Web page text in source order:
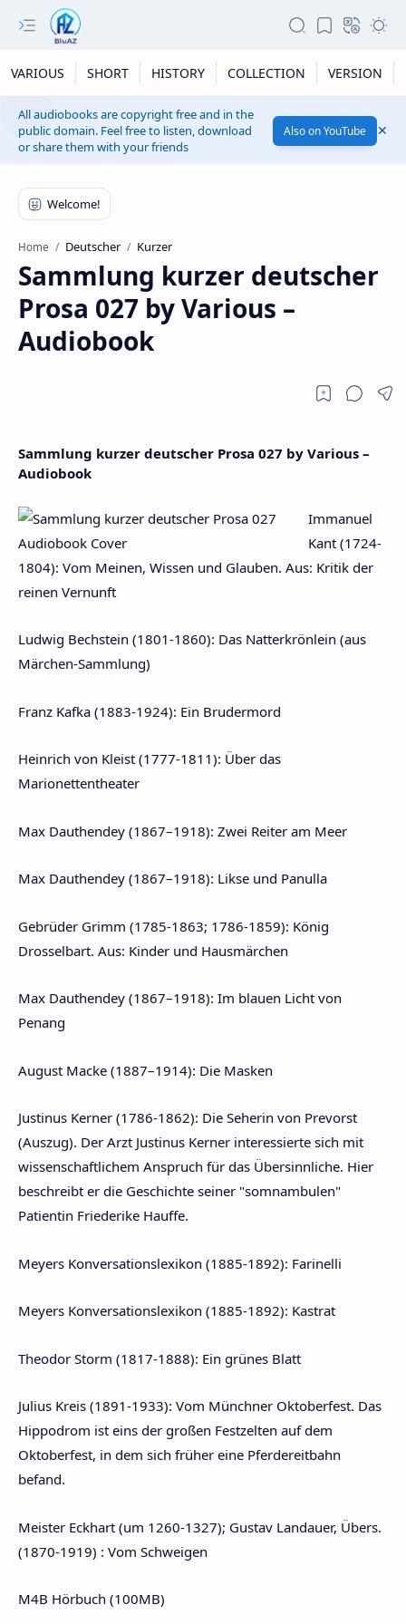
VARIOUS SHORT HISTORY COLLECTION VERSION
All audiobooks are copyright free and in the
public domain. Feel free to listen, download
or share them with your friends
Also on YouTube
Home Deutscher Kurzer
Sammlung kurzer deutscher
Prosa 027 by Various –
Audiobook
Sammlung kurzer deutscher Prosa 027 by Various –
Audiobook
Immanuel
Kant (1724-
1804): Vom Meinen, Wissen und Glauben. Aus: Kritik der
reinen Vernunft
Ludwig Bechstein (1801-1860): Das Natterkrönlein (aus
Märchen-Sammlung)
Franz Kafka (1883-1924): Ein Brudermord
Heinrich von Kleist (1777-1811): Über das
Marionettentheater
Max Dauthendey (1867–1918): Zwei Reiter am Meer
Max Dauthendey (1867–1918): Likse und Panulla
Gebrüder Grimm (1785-1863; 1786-1859): König
Drosselbart. Aus: Kinder und Hausmärchen
Max Dauthendey (1867–1918): Im blauen Licht von
Penang
August Macke (1887–1914): Die Masken
Justinus Kerner (1786-1862): Die Seherin von Prevorst
(Auszug). Der Arzt Justinus Kerner interessierte sich mit
wissenschaftlichem Anspruch für das Übersinnliche. Hier
beschreibt er die Geschichte seiner "somnambulen"
Patientin Friederike Hauffe.
Meyers Konversationslexikon (1885-1892): Farinelli
Meyers Konversationslexikon (1885-1892): Kastrat
Theodor Storm (1817-1888): Ein grünes Blatt
Julius Kreis (1891-1933): Vom Münchner Oktoberfest. Das
Hippodrom ist eins der großen Festzelten auf dem
Oktoberfest, in dem sich früher eine Pferdereitbahn
befand.
Meister Eckhart (um 1260-1327); Gustav Landauer, Übers.
(1870-1919) : Vom Schweigen
M4B Hörbuch (100MB)